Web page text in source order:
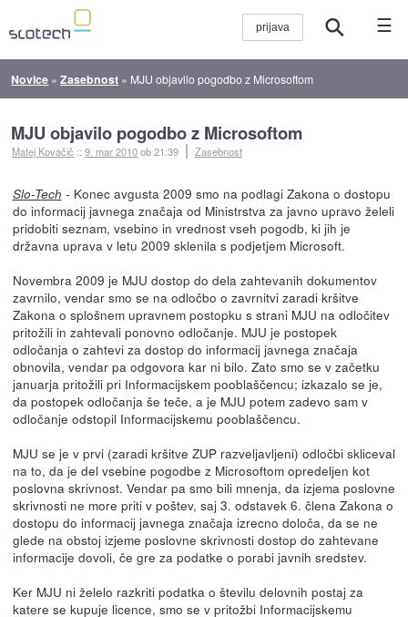
☰
Novice »Zasebnost » MJU objavilo pogodbo z Microsoftom
MJU objavilo pogodbo z Microsoftom
Matej Kovačič ::9. mar 2010ob 21:39 Zasebnost
Slo-Tech - Konec avgusta 2009 smo na podlagi Zakona o dostopu
do informacij javnega značaja od Ministrstva za javno upravo želeli
pridobiti seznam, vsebino in vrednost vseh pogodb, ki jih je
državna uprava v letu 2009 sklenila s podjetjem Microsoft.
Novembra 2009 je MJU dostop do dela zahtevanih dokumentov
zavrnilo, vendar smo se na odločbo o zavrnitvi zaradi kršitve
Zakona o splošnem upravnem postopku s strani MJU na odločitev
pritožili in zahtevali ponovno odločanje. MJU je postopek
odločanja o zahtevi za dostop do informacij javnega značaja
obnovila, vendar pa odgovora kar ni bilo. Zato smo se v začetku
januarja pritožili pri Informacijskem pooblaščencu; izkazalo se je,
da postopek odločanja še teče, a je MJU potem zadevo sam v
odločanje odstopil Informacijskemu pooblaščencu.
MJU se je v prvi (zaradi kršitve ZUP razveljavljeni) odločbi skliceval
na to, da je del vsebine pogodbe z Microsoftom opredeljen kot
poslovna skrivnost. Vendar pa smo bili mnenja, da izjema poslovne
skrivnosti ne more priti v poštev, saj 3. odstavek 6. člena Zakona o
dostopu do informacij javnega značaja izrecno določa, da se ne
glede na obstoj izjeme poslovne skrivnosti dostop do zahtevane
informacije dovoli, če gre za podatke o porabi javnih sredstev.
Ker MJU ni želelo razkriti podatka o številu delovnih postaj za
katere se kupuje licence, smo se v pritožbi Informacijskemu